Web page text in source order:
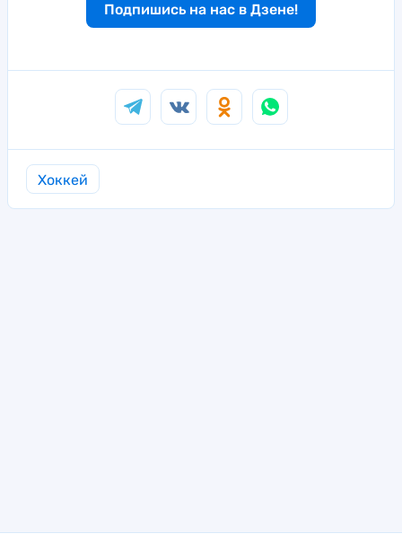
Подпишись на нас в Дзене!
Хоккей